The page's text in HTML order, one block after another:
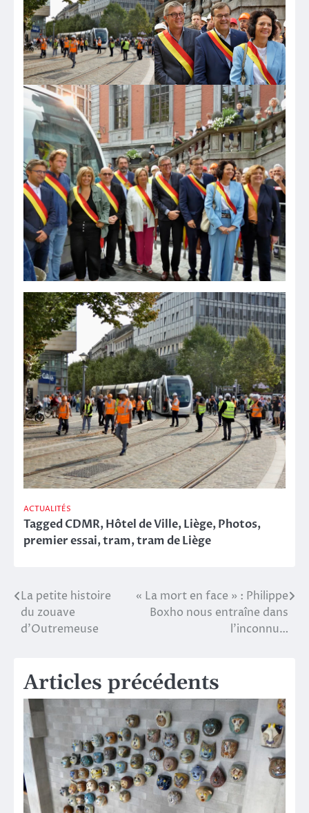
ACTUALITÉS
TaggedCDMR,Hôtel de Ville,Liège,Photos,
premier essai,tram,tram de Liège
Navigation
de
La petite histoire
du zouave
d’Outremeuse
« La mort en face » : Philippe
Boxho nous entraîne dans
l’inconnu…
Articles précédents